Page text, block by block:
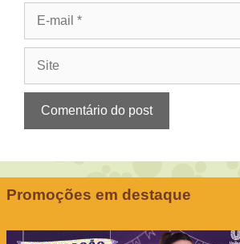
Promoções em destaque